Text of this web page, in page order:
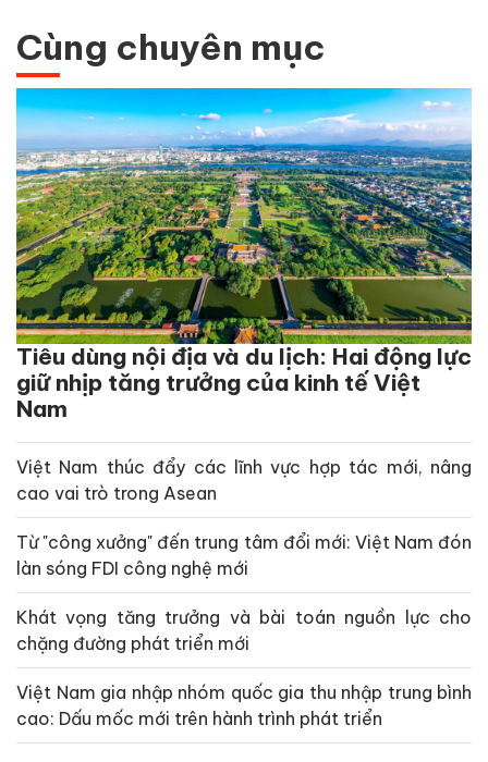
Cùng chuyên mục
Tiêu dùng nội địa và du lịch: Hai động lực
giữ nhịp tăng trưởng của kinh tế Việt
Nam
Việt Nam thúc đẩy các lĩnh vực hợp tác mới, nâng
cao vai trò trong Asean
Từ "công xưởng" đến trung tâm đổi mới: Việt Nam đón
làn sóng FDI công nghệ mới
Khát vọng tăng trưởng và bài toán nguồn lực cho
chặng đường phát triển mới
Việt Nam gia nhập nhóm quốc gia thu nhập trung bình
cao: Dấu mốc mới trên hành trình phát triển